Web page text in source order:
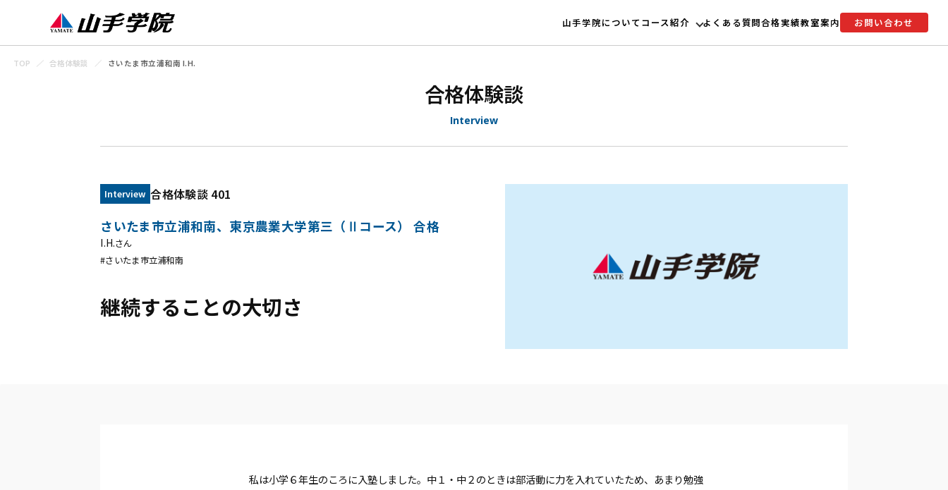
山手学院についてコース紹介 よくある質問合格実績教室案内 お問い合わせ
TOP 合格体験談 さいたま市立浦和南 I.H.
合格体験談
Interview
Interview 合格体験談 401
さいたま市立浦和南、東京農業大学第三（Ⅱコース） 合格
I.H.さん
#さいたま市立浦和南
継続することの大切さ
私は小学６年生のころに入塾しました。中１・中２のときは部活動に力を入れていたため、あまり勉強